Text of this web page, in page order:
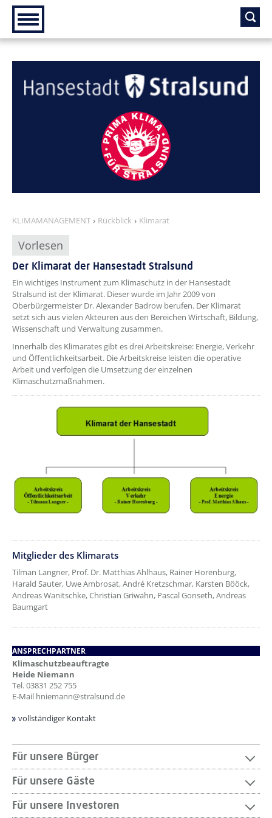
Zur Hauptnavigation
Zum Inhalt
KLIMAMANAGEMENT Rückblick Klimarat
Vorlesen
Der Klimarat der Hansestadt Stralsund
??? absaetzeOben[1]/titel ???
Ein wichtiges Instrument zum Klimaschutz in der Hansestadt
Stralsund ist der Klimarat. Dieser wurde im Jahr 2009 von
Oberbürgermeister Dr. Alexander Badrow berufen. Der Klimarat
setzt sich aus vielen Akteuren aus den Bereichen Wirtschaft, Bildung,
Wissenschaft und Verwaltung zusammen.
Innerhalb des Klimarates gibt es drei Arbeitskreise: Energie, Verkehr
und Öffentlichkeitsarbeit. Die Arbeitskreise leisten die operative
Arbeit und verfolgen die Umsetzung der einzelnen
Klimaschutzmaßnahmen.
??? absaetzeOben[2]/titel ???
??? absaetzeOben[3]/titel ???
Mitglieder des Klimarats
Tilman Langner, Prof. Dr. Matthias Ahlhaus, Rainer Horenburg,
Harald Sauter, Uwe Ambrosat, André Kretzschmar, Karsten Bööck,
Andreas Wanitschke, Christian Griwahn, Pascal Gonseth, Andreas
Baumgart
ANSPRECHPARTNER
Klimaschutzbeauftragte
Heide Niemann
Tel.03831 252 755
E-Mail hniemann@stralsund.de
vollständiger Kontakt
Für unsere Bürger
Für unsere Gäste
Für unsere Investoren